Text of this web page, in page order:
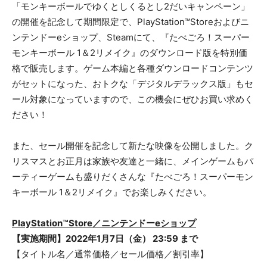
「モンキーボールでゆくとしくるとし2だいキャンペーン」
の開催を記念して期間限定で、PlayStation™Storeおよびニ
ンテンドーeショップ、Steamにて、『たべごろ！スーパー
モンキーボール 1＆2リメイク』のダウンロード版を特別価
格で販売します。ゲーム本編と各種ダウンロードコンテンツ
がセットになった、おトクな「デジタルデラックス版」もセ
ール対象になっていますので、この機会にぜひお買い求めく
ださい！
また、セール開催を記念して新たな映像を公開しました。ク
リスマスとお正月は家族や友達と一緒に、メインゲームもパ
ーティーゲームも盛りだくさんな『たべごろ！スーパーモン
キーボール 1＆2リメイク』でお楽しみください。
PlayStation™Store／ニンテンドーeショップ
【実施期間】2022年1月7日（金） 23:59 まで
【タイトル名／通常価格／セール価格／割引率】